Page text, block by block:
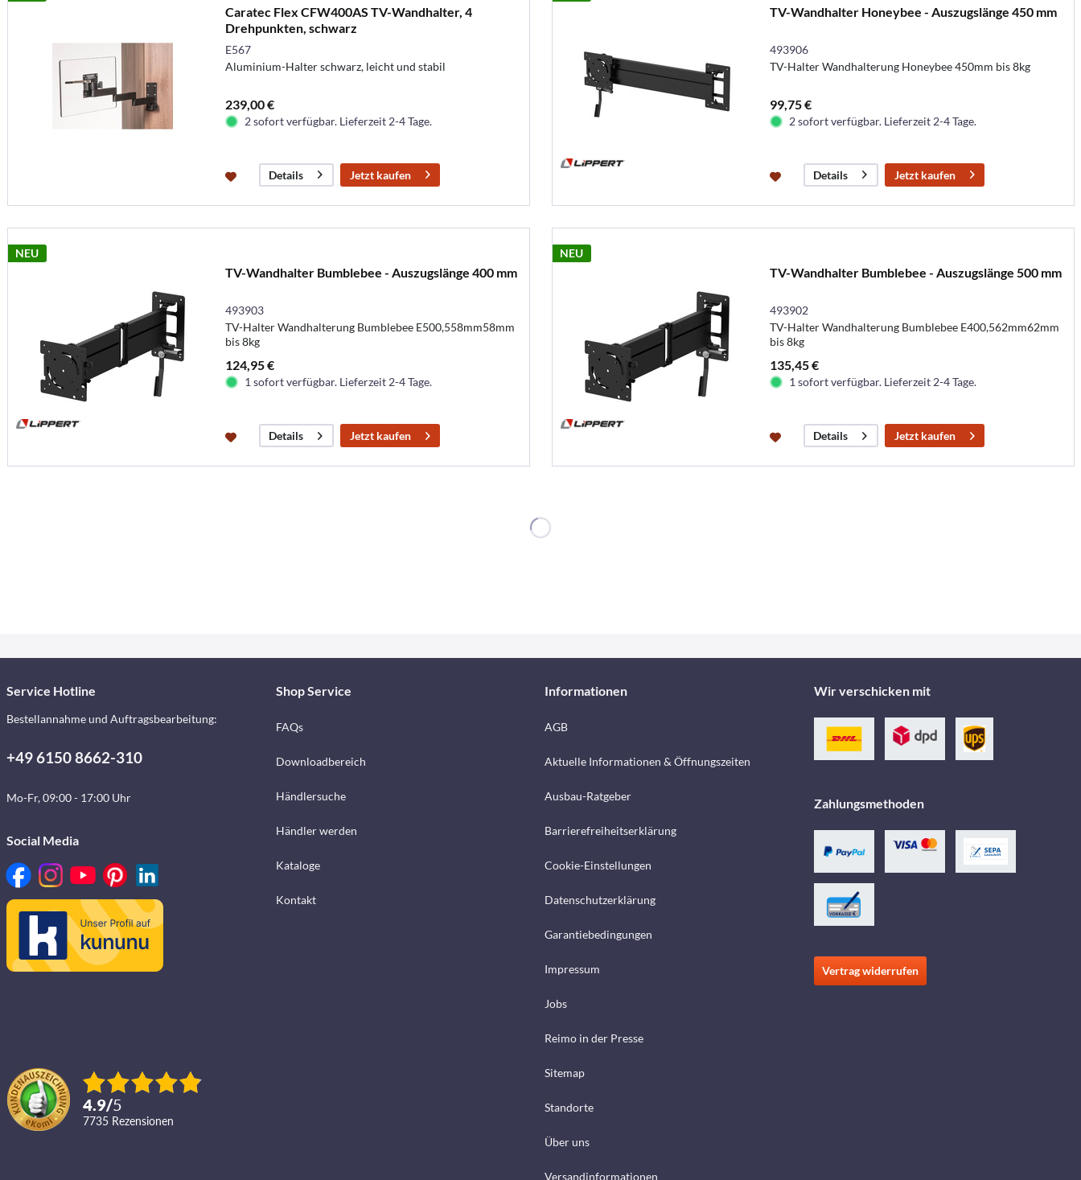
Caratec Flex CFW400AS TV-Wandhalter, 4
Drehpunkten, schwarz
E567
Aluminium-Halter schwarz, leicht und stabil
239,00 €
2 sofort verfügbar. Lieferzeit 2-4 Tage.
Details Jetzt kaufen
TV-Wandhalter Honeybee - Auszugslänge 450 mm
493906
TV-Halter Wandhalterung Honeybee 450mm bis 8kg
99,75 €
2 sofort verfügbar. Lieferzeit 2-4 Tage.
Details Jetzt kaufen
NEU
TV-Wandhalter Bumblebee - Auszugslänge 400 mm
493903
TV-Halter Wandhalterung Bumblebee E500,558mm58mm
bis 8kg
124,95 €
1 sofort verfügbar. Lieferzeit 2-4 Tage.
Details Jetzt kaufen
NEU
TV-Wandhalter Bumblebee - Auszugslänge 500 mm
493902
TV-Halter Wandhalterung Bumblebee E400,562mm62mm
bis 8kg
135,45 €
1 sofort verfügbar. Lieferzeit 2-4 Tage.
Details Jetzt kaufen
Service Hotline
Bestellannahme und Auftragsbearbeitung:
+49 6150 8662-310
Mo-Fr, 09:00 - 17:00 Uhr
Social Media
4.9/5
7735 Rezensionen
Shop Service
FAQs
Downloadbereich
Händlersuche
Händler werden
Kataloge
Kontakt
Informationen
AGB
Aktuelle Informationen & Öffnungszeiten
Ausbau-Ratgeber
Barrierefreiheitserklärung
Cookie-Einstellungen
Datenschutzerklärung
Garantiebedingungen
Impressum
Jobs
Reimo in der Presse
Sitemap
Standorte
Über uns
Versandinformationen
Wir verschicken mit
Zahlungsmethoden
Vertrag widerrufen